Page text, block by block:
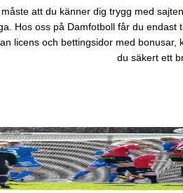
att du känner dig trygg med
Hos oss på Damfotboll får du
licens och bettingsidor med
du säkert ett